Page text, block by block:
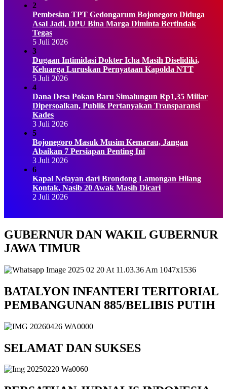
2
Pembesian TPT Gedongarum Bojonegoro Diduga
Asal Jadi, DPU Bina Marga Diminta Bertindak
Tegas
5 Juli 2026
3
Dugaan Intimidasi Dokter Icha Masih Diselidiki,
Keluarga Luruskan Pernyataan Kapolda NTT
5 Juli 2026
4
Dana Desa Pokan Baru Simalungun Rp1,35 Miliar
Dipersoalkan, Publik Pertanyakan Transparansi
Kades
3 Juli 2026
5
Bojonegoro Masuk Musim Kemarau, Jangan
Abaikan 7 Persiapan Penting Ini
3 Juli 2026
6
Kapal Nelayan dari Brondong Lamongan Hilang
Kontak, Nasib 20 Awak Masih Dicari
2 Juli 2026
GUBERNUR DAN WAKIL GUBERNUR
JAWA TIMUR
BATALYON INFANTERI TERITORIAL
PEMBANGUNAN 885/BELIBIS PUTIH
SELAMAT DAN SUKSES